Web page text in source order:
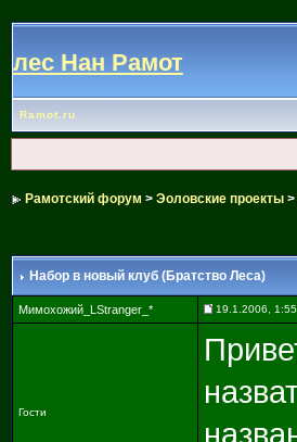
лес Нан Рамот
Ramot.ru
Рамотский форум > Эоловские проекты>
Набор в новый клуб (Братство Леса)
Мимохожий_LStranger_* 19.1.2006, 1:55
Гости